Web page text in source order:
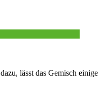
lässt das Gemisch einige